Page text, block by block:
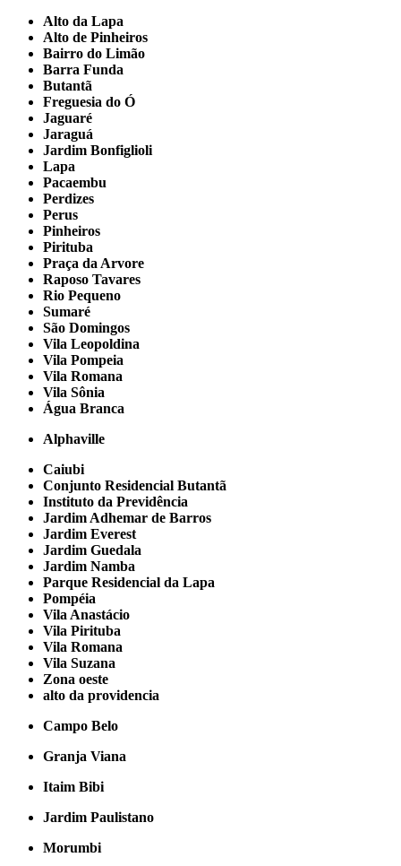
Alto da Lapa
Alto de Pinheiros
Bairro do Limão
Barra Funda
Butantã
Freguesia do Ó
Jaguaré
Jaraguá
Jardim Bonfiglioli
Lapa
Pacaembu
Perdizes
Perus
Pinheiros
Pirituba
Praça da Arvore
Raposo Tavares
Rio Pequeno
Sumaré
São Domingos
Vila Leopoldina
Vila Pompeia
Vila Romana
Vila Sônia
Água Branca
Alphaville
Caiubi
Conjunto Residencial Butantã
Instituto da Previdência
Jardim Adhemar de Barros
Jardim Everest
Jardim Guedala
Jardim Namba
Parque Residencial da Lapa
Pompéia
Vila Anastácio
Vila Pirituba
Vila Romana
Vila Suzana
Zona oeste
alto da providencia
Campo Belo
Granja Viana
Itaim Bibi
Jardim Paulistano
Morumbi